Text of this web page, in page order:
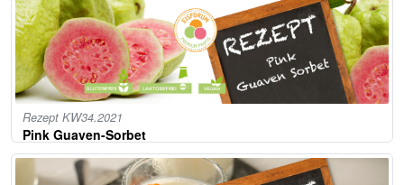
Rezept KW34.2021
Pink Guaven-Sorbet